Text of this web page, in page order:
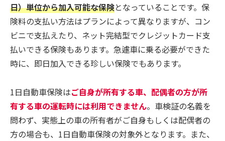
日）単位から加入可能な保険となっていることです。保
険料の支払い方法はプランによって異なりますが、コン
ビニで支払えたり、ネット完結型でクレジットカード支
払いできる保険もあります。急遽車に乗る必要ができた
時に、即日加入できる珍しい保険でもあります。
1日自動車保険はご自身が所有する車、配偶者の方が所
有する車の運転時には利用できません。車検証の名義を
問わず、実態上の車の所有者がご自身もしくは配偶者の
方の場合も、1日自動車保険の対象外となります。また、